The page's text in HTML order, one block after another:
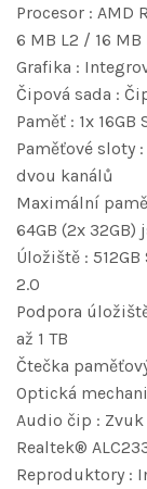
Procesor : AMD
6 MB L2 / 16 MB
Grafika :
Čipová sada :
Paměť : 1x
Paměťové sloty
dvou kanálů
Maximální
64GB (2x
Úložiště :
2.0
Podpora
až 1 TB
Čtečka
Optická
Audio čip :
Realtek®
Reproduktory :